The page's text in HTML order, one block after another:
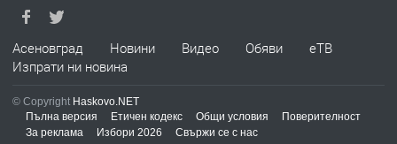
преди 2 години
Асеновград Новини Видео Обяви
еТВ
Изпрати ни новина
© Copyright Haskovo.NET
Пълна версия
Етичен кодекс Общи условия
Поверителност
За реклама
Избори 2026 Свържи се с нас